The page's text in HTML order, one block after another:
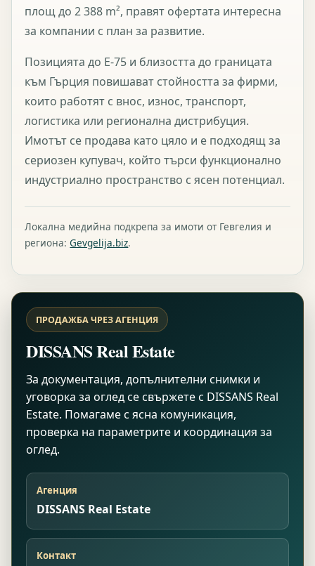
площ до 2 388 m², правят офертата интересна
за компании с план за развитие.
Позицията до E-75 и близостта до границата
към Гърция повишават стойността за фирми,
които работят с внос, износ, транспорт,
логистика или регионална дистрибуция.
Имотът се продава като цяло и е подходящ за
сериозен купувач, който търси функционално
индустриално пространство с ясен потенциал.
Локална медийна подкрепа за имоти от Гевгелия и
региона:Gevgelija.biz.
ПРОДАЖБА ЧРЕЗ АГЕНЦИЯ
DISSANS Real Estate
За документация, допълнителни снимки и
уговорка за оглед се свържете с DISSANS Real
Estate. Помагаме с ясна комуникация,
проверка на параметрите и координация за
оглед.
Агенция
DISSANS Real Estate
Контакт